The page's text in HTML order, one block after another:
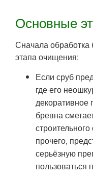
Основные
Сначала обработка
этапа очищения:
Если сруб
где его
декоративное
бревна
прочего,
серьёзную
пользоваться